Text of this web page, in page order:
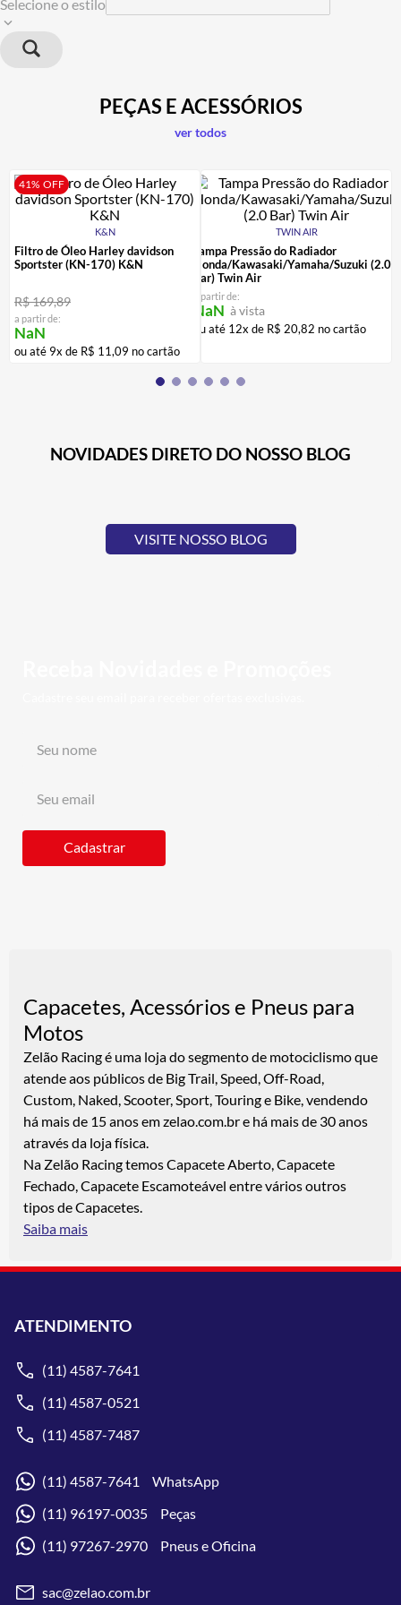
Selecione o estilo
PEÇAS E ACESSÓRIOS
ver todos
41% OFF
K&N
Filtro de Óleo Harley davidson
Sportster (KN-170) K&N
R$169,89
a partir de:
NaN
ou até 9x de R$ 11,09 no cartão
TWIN AIR
Tampa Pressão do Radiador
Honda/Kawasaki/Yamaha/Suzuki (2.0
Bar) Twin Air
a partir de:
NaN à vista
ou até 12x de R$ 20,82 no cartão
NOVIDADES DIRETO DO NOSSO BLOG
VISITE NOSSO BLOG
Cadastrar
Capacetes, Acessórios e Pneus para
Motos
Zelão Racing é uma loja do segmento de motociclismo que
atende aos públicos de Big Trail, Speed, Off-Road,
Custom, Naked, Scooter, Sport, Touring e Bike, vendendo
há mais de 15 anos em zelao.com.br e há mais de 30 anos
através da loja física.
Na Zelão Racing temos Capacete Aberto, Capacete
Fechado, Capacete Escamoteável entre vários outros
tipos de Capacetes.
Saiba mais
ATENDIMENTO
(11) 4587-7641
(11) 4587-0521
(11) 4587-7487
(11) 4587-7641 WhatsApp
(11) 96197-0035 Peças
(11) 97267-2970 Pneus e Oficina
sac@zelao.com.br